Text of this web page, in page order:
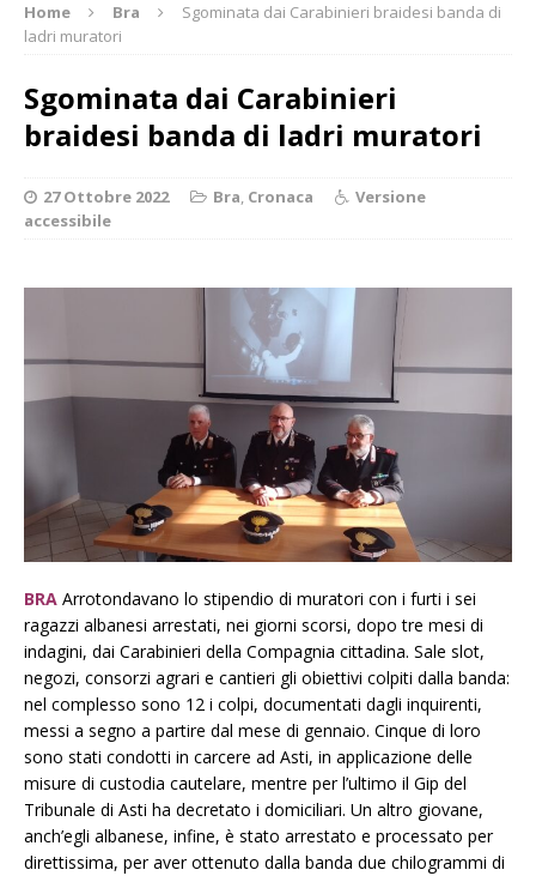
Home Bra
Sgominata dai Carabinieri braidesi banda di
ladri muratori
Sgominata dai Carabinieri
braidesi banda di ladri muratori
27 Ottobre 2022 Bra, Cronaca
Versione
accessibile
BRA Arrotondavano lo stipendio di muratori con i furti i sei
ragazzi albanesi arrestati, nei giorni scorsi, dopo tre mesi di
indagini, dai Carabinieri della Compagnia cittadina. Sale slot,
negozi, consorzi agrari e cantieri gli obiettivi colpiti dalla banda:
nel complesso sono 12 i colpi, documentati dagli inquirenti,
messi a segno a partire dal mese di gennaio. Cinque di loro
sono stati condotti in carcere ad Asti, in applicazione delle
misure di custodia cautelare, mentre per l’ultimo il Gip del
Tribunale di Asti ha decretato i domiciliari. Un altro giovane,
anch’egli albanese, infine, è stato arrestato e processato per
direttissima, per aver ottenuto dalla banda due chilogrammi di